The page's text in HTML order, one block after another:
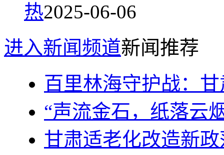
热2025-06-06
进入新闻频道新闻推荐
百里林海守护战：
“声流金石，纸落云
甘肃适老化改造新